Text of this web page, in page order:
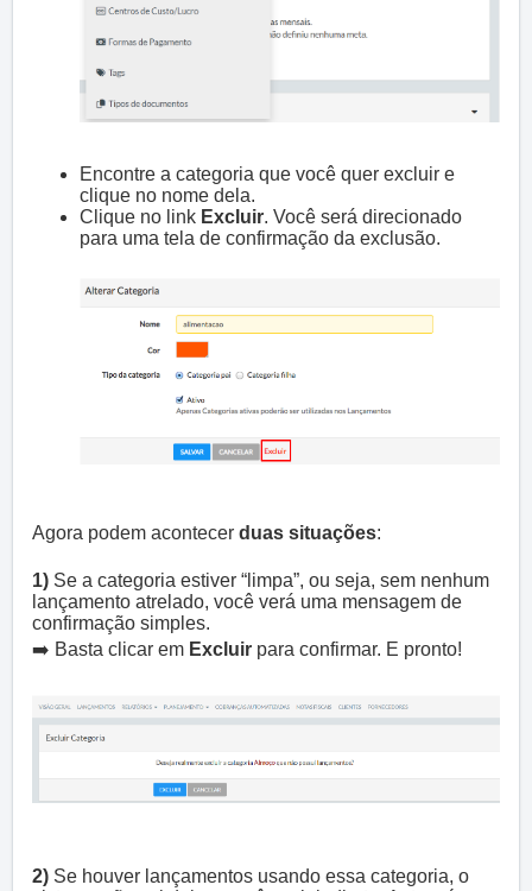
Encontre a categoria que você quer excluir e
clique no nome dela.
Clique no link Excluir. Você será direcionado
para uma tela de confirmação da exclusão.
Agora podem acontecer duas situações:
1) Se a categoria estiver “limpa”, ou seja, sem nenhum
lançamento atrelado, você verá uma mensagem de
confirmação simples.
➡️ Basta clicar em Excluir para confirmar. E pronto!
2) Se houver lançamentos usando essa categoria, o